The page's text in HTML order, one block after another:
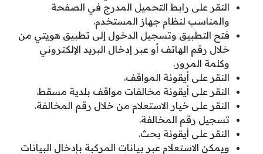
النقر على رابط التحميل المدرج في الصفحة
والمناسب لنظام جهاز المستخدم.
فتح التطبيق وتسجيل الدخول إلى تطبيق هويتي من
خلال رقم الهاتف أو عبر إدخال البريد الإلكتروني
وكلمة المرور.
النقر على أيقونة المواقف.
النقر على أيقونة مخالفات مواقف بلدية مسقط.
النقر على خيار الاستعلام من خلال رقم المخالفة.
تسجيل رقم المخالفة.
النقر على أيقونة بحث.
ويمكن الاستعلام عبر بيانات المركبة بإدخال البيانات